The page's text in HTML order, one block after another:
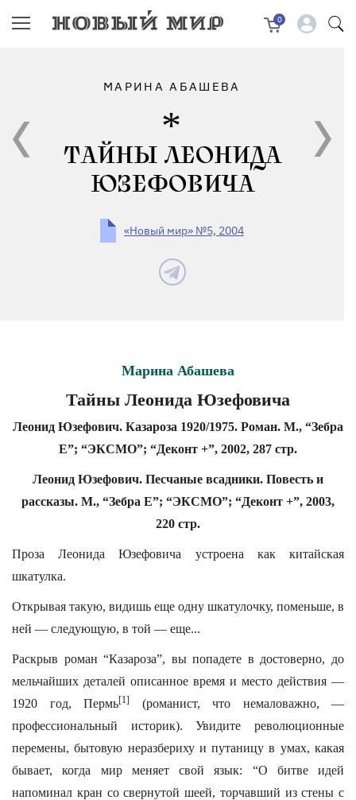
0
МАРИНА АБАШЕВА
ТАЙНЫ ЛЕОНИДА
ЮЗЕФОВИЧА
«Новый мир» №5, 2004
Марина Абашева
Тайны Леонида Юзефовича
Леонид Юзефович. Казароза 1920/1975. Роман. М., “Зебра
Е”; “ЭКСМО”; “Деконт +”, 2002, 287 стр.
Леонид Юзефович. Песчаные всадники. Повесть и
рассказы. М., “Зебра Е”; “ЭКСМО”; “Деконт +”, 2003,
220 стр.
Проза Леонида Юзефовича устроена как китайская
шкатулка.
Открывая такую, видишь еще одну шкатулочку, поменьше, в
ней — следующую, в той — еще...
Раскрыв роман “Казароза”, вы попадете в достоверно, до
мельчайших деталей описанное время и место действия —
1920 год, Пермь[1]
(романист, что немаловажно, —
профессиональный историк). Увидите революционные
перемены, бытовую неразбериху и путаницу в умах, какая
бывает, когда мир меняет свой язык: “О битве идей
напоминал кран со свернутой шеей, торчавший из стены с